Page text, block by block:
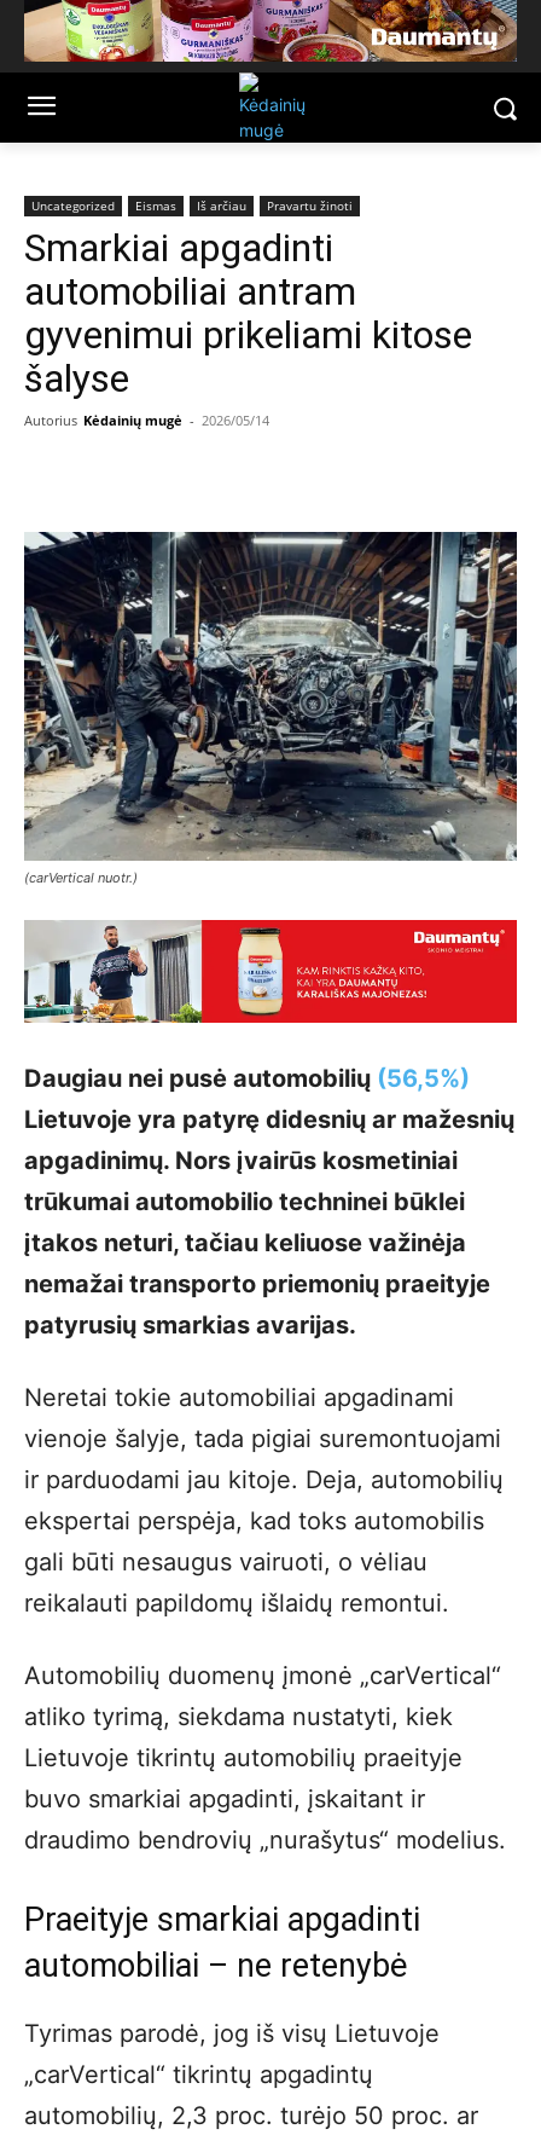
Uncategorized Eismas Iš arčiau Pravartu žinoti
Smarkiai apgadinti
automobiliai antram
gyvenimui prikeliami kitose
šalyse
Autorius Kėdainių mugė - 2026/05/14
(carVertical nuotr.)
Daugiau nei pusė automobilių (56,5%)
Lietuvoje yra patyrę didesnių ar mažesnių
apgadinimų. Nors įvairūs kosmetiniai
trūkumai automobilio techninei būklei
įtakos neturi, tačiau keliuose važinėja
nemažai transporto priemonių praeityje
patyrusių smarkias avarijas.
Neretai tokie automobiliai apgadinami
vienoje šalyje, tada pigiai suremontuojami
ir parduodami jau kitoje. Deja, automobilių
ekspertai perspėja, kad toks automobilis
gali būti nesaugus vairuoti, o vėliau
reikalauti papildomų išlaidų remontui.
Automobilių duomenų įmonė „carVertical“
atliko tyrimą, siekdama nustatyti, kiek
Lietuvoje tikrintų automobilių praeityje
buvo smarkiai apgadinti, įskaitant ir
draudimo bendrovių „nurašytus“ modelius.
Praeityje smarkiai apgadinti
automobiliai – ne retenybė
Tyrimas parodė, jog iš visų Lietuvoje
„carVertical“ tikrintų apgadintų
automobilių, 2,3 proc. turėjo 50 proc. ar